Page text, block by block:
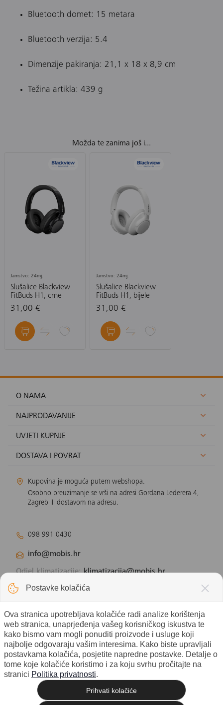
Bluetooth domet: 15 metara
Bluetooth verzija: 5.4
Dimenzije pakiranja: 21,1 x 18 x 8,9 cm
Težina artikla: 439 g
Možda te zanima još i...
Jamstvo: 24mj.
Slušalice Blackview
FitBuds H1, crne
31,00 €
Jamstvo: 24mj.
Slušalice Blackview
FitBuds H1, bijele
31,00 €
O NAMA
NAJPRODAVANIJE
UVJETI KUPNJE
DOSTAVA I POVRAT
Kupovina je moguća putem webshopa.
Osobno preuzimanje se vrši na adresi Gordana Lederera 4,
Zagreb ili dostavom na adresu.
098 991 0430
info@mobis.hr
Odjel klimatizacije:klimatizacija@mobis.hr
Odjel solarnih panela:
© 2026 Mobis electronic d.o.o. - Sva
Postavke kolačića
Ova stranica upotrebljava kolačiće radi analize korištenja
web stranica, unaprjeđenja vašeg korisničkog iskustva te
kako bismo vam mogli ponuditi proizvode i usluge koji
najbolje odgovaraju vašim interesima. Kako biste upravljali
postavkama kolačića, posjetite napredne postavke. Detalje o
tome koje kolačiće koristimo i za koju svrhu pročitajte na
stranici Politika privatnosti.
Prihvati kolačiće